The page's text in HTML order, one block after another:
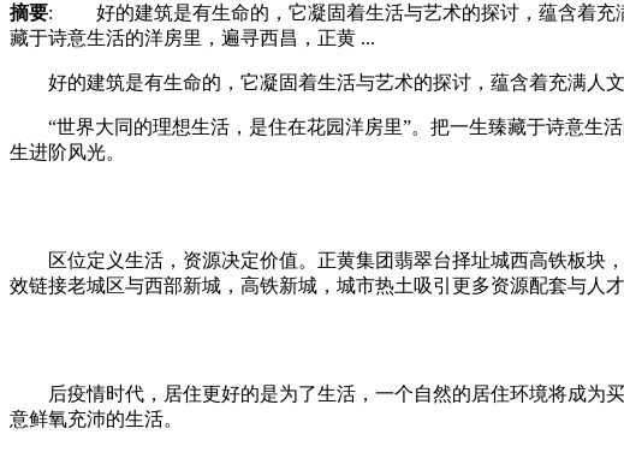
摘要: 好的建筑是有生命的，它凝固着生活与艺术的探讨，蕴含着充
藏于诗意生活的洋房里，遍寻西昌，正黄 ...
好的建筑是有生命的，它凝固着生活与艺术的探讨，蕴含着充满人文
“世界大同的理想生活，是住在花园洋房里”。把一生臻藏于诗意生活
生进阶风光。
区位定义生活，资源决定价值。正黄集团翡翠台择址城西高铁板块
效链接老城区与西部新城，高铁新城，城市热土吸引更多资源配套与人
后疫情时代，居住更好的是为了生活，一个自然的居住环境将成为
意鲜氧充沛的生活。